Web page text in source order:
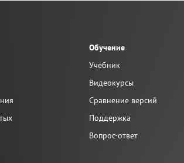
Обучение
Учебник
Видеокурсы
Сравнение версий
Поддержка
Вопрос-ответ